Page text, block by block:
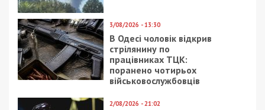
3/08/2026 - 13:30
В Одесі чоловік відкрив
стрілянину по
працівниках ТЦК:
поранено чотирьох
військовослужбовців
2/08/2026 - 21:02